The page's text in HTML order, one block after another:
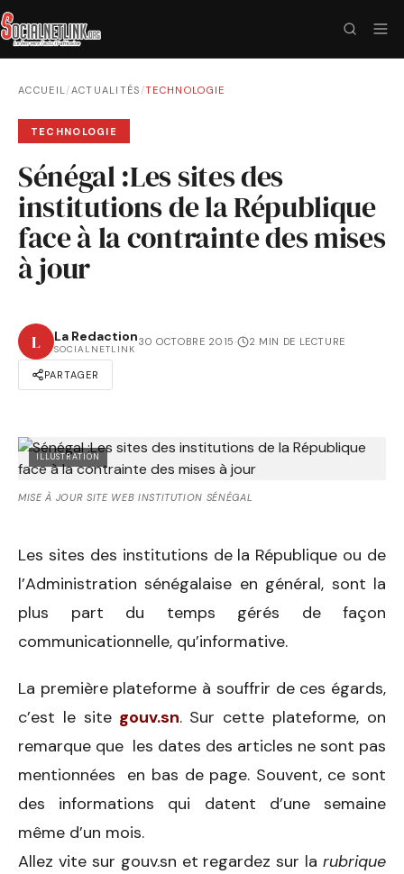
ACCUEIL/ACTUALITÉS /TECHNOLOGIE
TECHNOLOGIE
Sénégal :Les sites des
institutions de la République
face à la contrainte des mises
à jour
L La Redaction
SOCIALNETLINK
30 OCTOBRE 2015· 2 MIN DE LECTURE
PARTAGER
ILLUSTRATION
MISE À JOUR SITE WEB INSTITUTION SÉNÉGAL
Les sites des institutions de la République ou de
l’Administration sénégalaise en général, sont la
plus part du temps gérés de façon
communicationnelle, qu’informative.
La première plateforme à souffrir de ces égards,
c’est le site gouv.sn. Sur cette plateforme, on
remarque que les dates des articles ne sont pas
mentionnées en bas de page. Souvent, ce sont
des informations qui datent d’une semaine
même d’un mois.
Allez vite sur gouv.sn et regardez sur la rubrique